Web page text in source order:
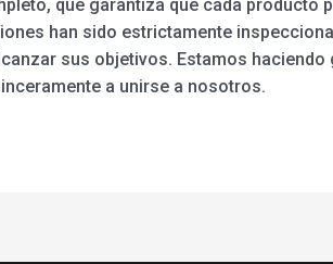
que garantiza que cada producto
han sido estrictamente
sus objetivos. Estamos haciendo
a unirse a nosotros.